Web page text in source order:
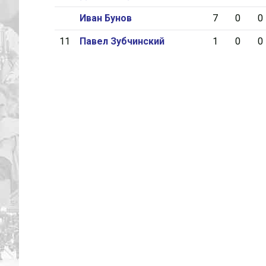
Иван Бунов 7 0 0
11 Павел Зубчинский 1 0 0